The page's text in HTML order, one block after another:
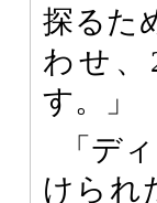
探るた
わせ、
す。」
「デ
けられ